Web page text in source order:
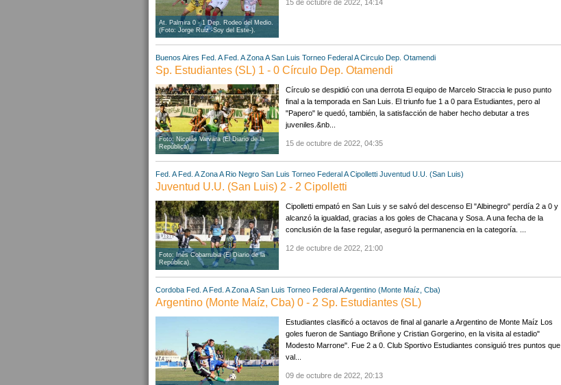
At. Palmira 0 - 1 Dep. Rodeo del Medio.
(Foto: Jorge Ruiz -Soy del Este-).
15 de octubre de 2022, 14:14
Buenos Aires Fed. A Fed. A Zona A San Luis Torneo Federal A Circulo Dep. Otamendi
Sp. Estudiantes (SL) 1 - 0 Círculo Dep. Otamendi
Foto: Nicolás Varvara (El Diario de la
República).
Círculo se despidió con una derrota El equipo de Marcelo Straccia le puso punto
final a la temporada en San Luis. El triunfo fue 1 a 0 para Estudiantes, pero al
"Papero" le quedó, también, la satisfacción de haber hecho debutar a tres
juveniles.&nb...
15 de octubre de 2022, 04:35
Fed. A Fed. A Zona A Rio Negro San Luis Torneo Federal A Cipolletti Juventud U.U. (San Luis)
Juventud U.U. (San Luis) 2 - 2 Cipolletti
Foto: Inés Cobarrubia (El Diario de la
República).
Cipolletti empató en San Luis y se salvó del descenso El "Albinegro" perdía 2 a 0 y
alcanzó la igualdad, gracias a los goles de Chacana y Sosa. A una fecha de la
conclusión de la fase regular, aseguró la permanencia en la categoría. ...
12 de octubre de 2022, 21:00
Cordoba Fed. A Fed. A Zona A San Luis Torneo Federal AArgentino (Monte Maíz, Cba)
Argentino (Monte Maíz, Cba) 0 - 2 Sp. Estudiantes (SL)
Estudiantes clasificó a octavos de final al ganarle a Argentino de Monte Maíz Los
goles fueron de Santiago Briñone y Cristian Gorgerino, en la visita al estadio"
Modesto Marrone". Fue 2 a 0. Club Sportivo Estudiantes consiguió tres puntos que
val...
09 de octubre de 2022, 20:13